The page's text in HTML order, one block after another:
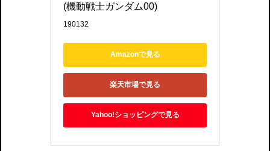
(機動戦士ガンダム00)
190132
Amazonで見る
楽天市場で見る
Yahoo!ショッピングで見る